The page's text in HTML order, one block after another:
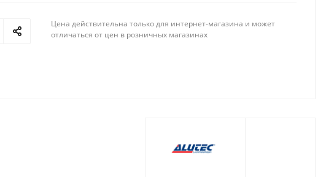
Цена действительна только для интернет-магазина и может
отличаться от цен в розничных магазинах